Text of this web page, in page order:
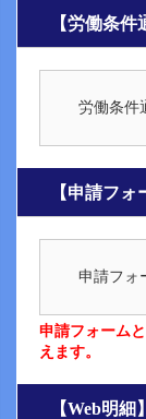
【労働条
労働条件
【申請フ
申請フォ
申請フォーム
えます。
【Web明